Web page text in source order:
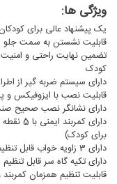
ویژگی ها:
یک پیشنهاد عالی برای کودکان بین 9 الی 18 کیلوگرم ( 9
قابلیت نشستن به سمت جلو
تضمین نهایت راحتی و
کودک
دارای سیستم ضربه گیر از
قابلیت نصب با ایزوفیکس و
دارای نشانگر نصب صحیح
دارای
برای کودک)
دارای 3 زاویه خواب قابل تنظیم
دارای تکیه گاه سر قابل تنظیم
قابلیت تنظیم همزمان